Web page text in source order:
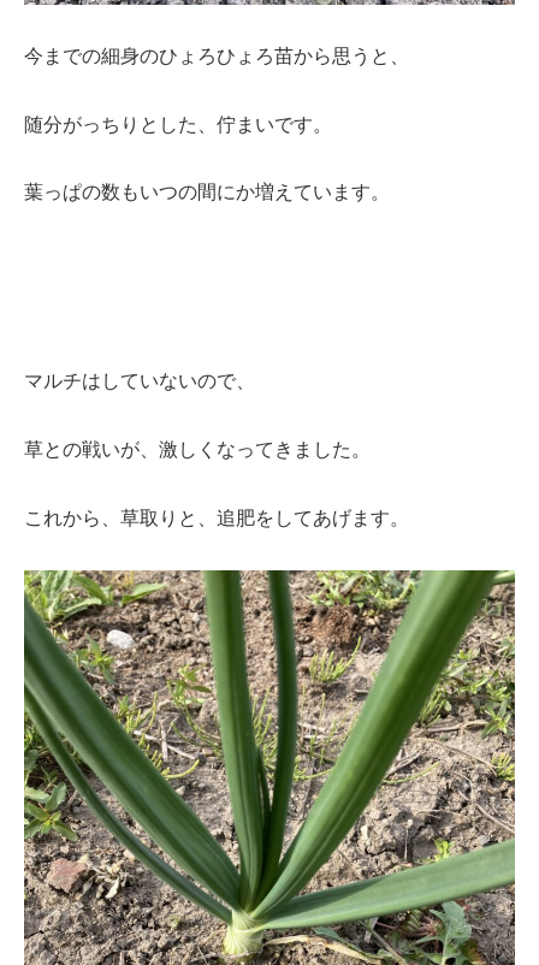
今までの細身のひょろひょろ苗から思うと、
随分がっちりとした、佇まいです。
葉っぱの数もいつの間にか増えています。
マルチはしていないので、
草との戦いが、激しくなってきました。
これから、草取りと、追肥をしてあげます。